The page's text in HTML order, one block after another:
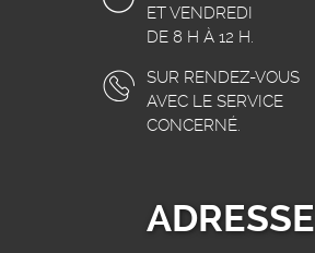
ET VENDREDI
DE 8 H À 12 H.
SUR RENDEZ-VOUS
AVEC LE SERVICE
CONCERNÉ.
ADRESSE